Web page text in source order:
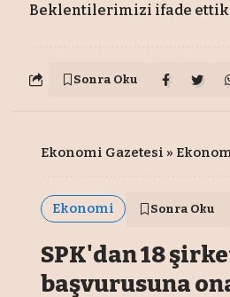
Beklentilerimizi ifade ettik
Sonra Oku
Ekonomi Gazetesi »
Ekonomi Sonra Oku
SPK'dan 18
başvurusuna